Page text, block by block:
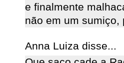
e finalmente
não em um sumiço,
Anna Luiza disse...